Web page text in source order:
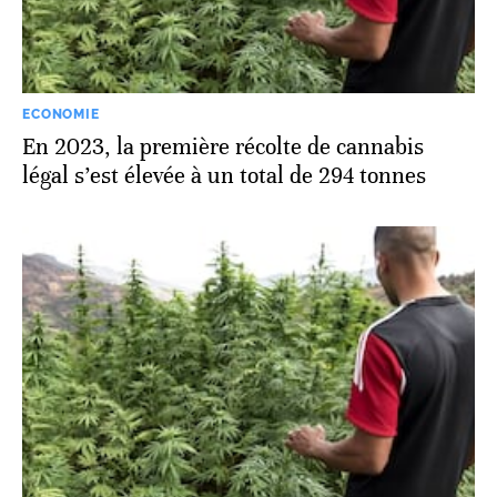
ECONOMIE
En 2023, la première récolte de cannabis
légal s’est élevée à un total de 294 tonnes